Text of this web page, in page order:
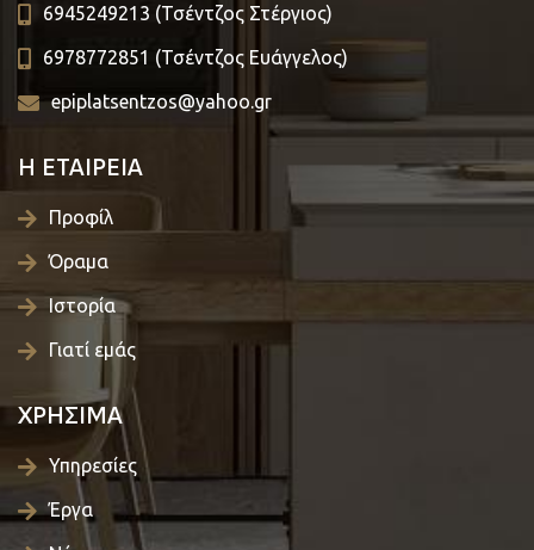
6945249213 (Τσέντζος Στέργιος)
6978772851 (Τσέντζος Ευάγγελος)
epiplatsentzos@yahoo.gr
Η ΕΤΑΙΡΕΙΑ
Προφίλ
Όραμα
Ιστορία
Γιατί εμάς
ΧΡΗΣΙΜΑ
Υπηρεσίες
Έργα